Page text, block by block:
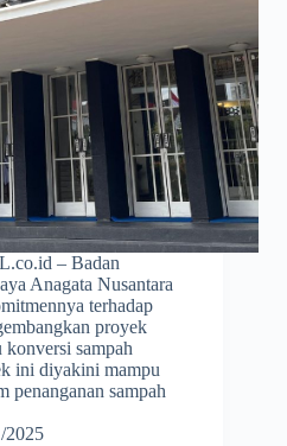
– Badan
Anagata Nusantara
terhadap
proyek
sampah
ini diyakini mampu
penanganan sampah
2025